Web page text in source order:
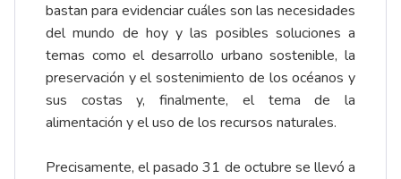
bastan para evidenciar cuáles son las necesidades
del mundo de hoy y las posibles soluciones a
temas como el desarrollo urbano sostenible, la
preservación y el sostenimiento de los océanos y
sus costas y, finalmente, el tema de la
alimentación y el uso de los recursos naturales.
Precisamente, el pasado 31 de octubre se llevó a